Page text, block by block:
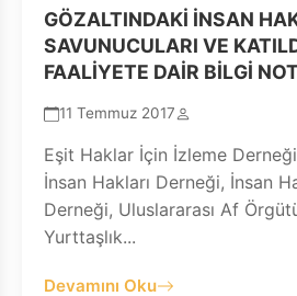
GÖZALTINDAKİ İNSAN
SAVUNUCULARI VE
FAALİYETE DAİR BİLGİ
11 Temmuz 2017
Eşit Haklar İçin İzleme
İnsan Hakları Derneği, İnsan
Derneği, Uluslararası Af
Yurttaşlık...
Devamını Oku